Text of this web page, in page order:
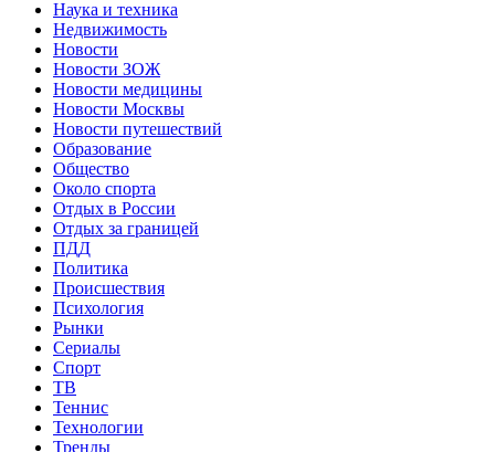
Наука и техника
Недвижимость
Новости
Новости ЗОЖ
Новости медицины
Новости Москвы
Новости путешествий
Образование
Общество
Около спорта
Отдых в России
Отдых за границей
ПДД
Политика
Происшествия
Психология
Рынки
Сериалы
Спорт
ТВ
Теннис
Технологии
Тренды